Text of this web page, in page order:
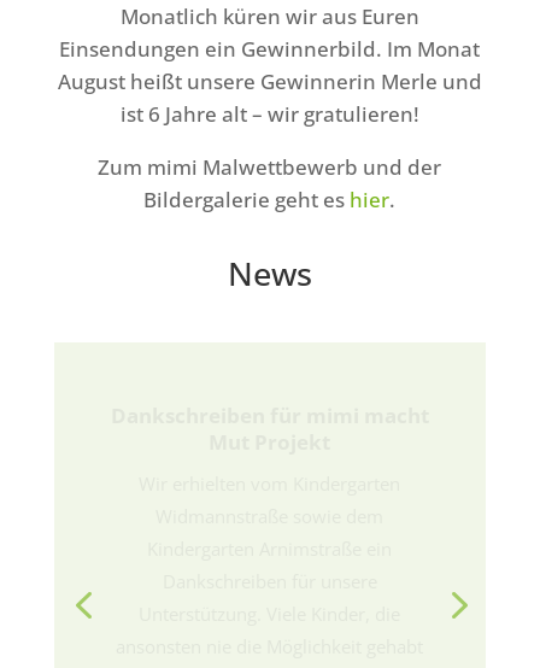
Monatlich küren wir aus Euren
Einsendungen ein Gewinnerbild. Im Monat
August heißt unsere Gewinnerin Merle und
ist 6 Jahre alt – wir gratulieren!
Zum mimi Malwettbewerb und der
Bildergalerie geht es hier.
News